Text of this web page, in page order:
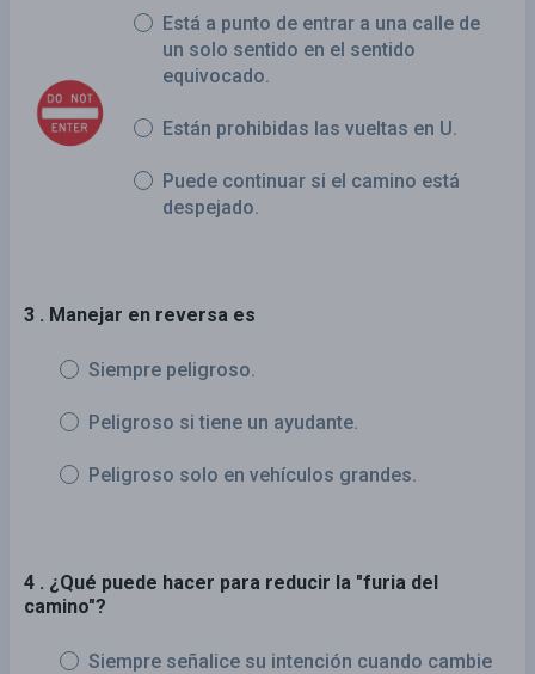
Está a punto de entrar a una calle de
un solo sentido en el sentido
equivocado.
Están prohibidas las vueltas en U.
Puede continuar si el camino está
despejado.
3 . Manejar en reversa es
Siempre peligroso.
Peligroso si tiene un ayudante.
Peligroso solo en vehículos grandes.
4 . ¿Qué puede hacer para reducir la "furia del
camino"?
Siempre señalice su intención cuando cambie